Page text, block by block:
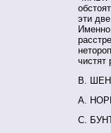
эти
чистят
В.
А.
С.